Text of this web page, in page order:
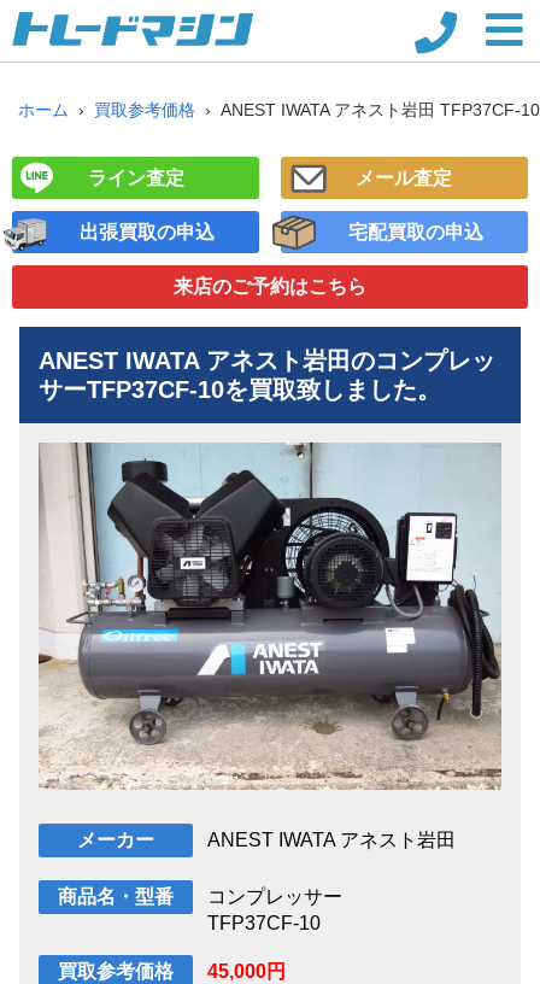
ホーム 買取参考価格 ANEST IWATA アネスト岩田 TFP37CF-
ライン査定 メール査定
出張買取の申込 宅配買取の申込
来店のご予約はこちら
ANEST IWATA アネスト岩田のコンプレッ
サーTFP37CF-10を買取致しました。
メーカー ANEST IWATA アネスト岩田
商品名・型番
コンプレッサー
TFP37CF-10
買取参考価格 45,000円